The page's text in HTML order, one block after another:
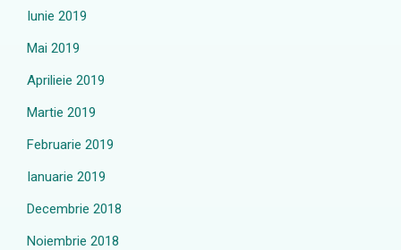
Iunie 2019
Mai 2019
Aprilieie 2019
Martie 2019
Februarie 2019
Ianuarie 2019
Decembrie 2018
Noiembrie 2018